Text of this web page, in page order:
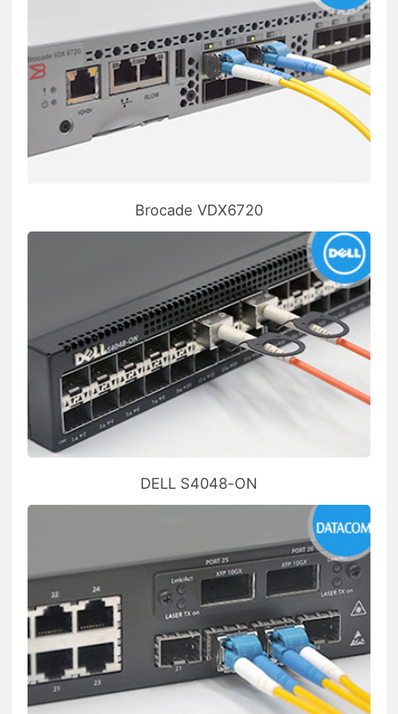
Brocade VDX6720
DELL S4048-ON